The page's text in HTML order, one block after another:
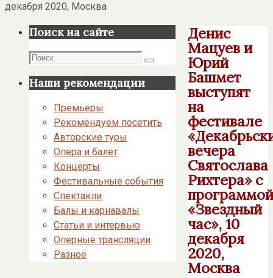
декабря 2020, Москва
Денис
Мацуев и
Юрий
Башмет
выступят
на
фестивале
вечера
Святослава
Рихтера» с
программой
«Звездный
час», 10
декабря
2020,
Москва
Поиск на сайте
Поиск
Поиск
Наши рекомендации
Премьеры
Рекомендуем посетить
Авторские туры
Опера и балет
Концерты
Фестивальные события
Спектакли
Балы и карнавалы
Статьи и интервью
Оперные трансляции
Разное